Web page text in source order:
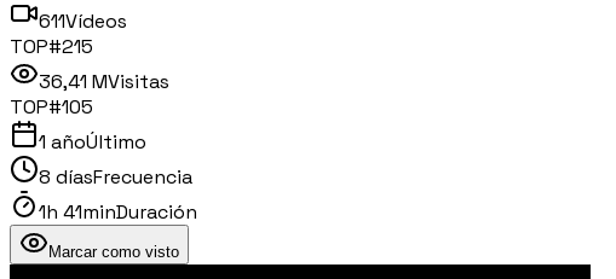
611Vídeos
TOP#215
36,41 MVisitas
TOP#105
1 añoÚltimo
8 díasFrecuencia
1h 41minDuración
Marcar como visto